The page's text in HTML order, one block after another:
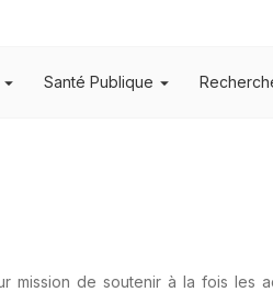
Santé Publique
de soutenir à la fois les